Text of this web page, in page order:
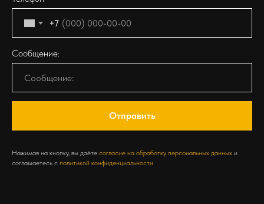
+7
Сообщение:
Отправить
Нажимая на кнопку, вы даёте согласие на обработку персональных данных и
соглашаетесь c политикой конфиденциальности